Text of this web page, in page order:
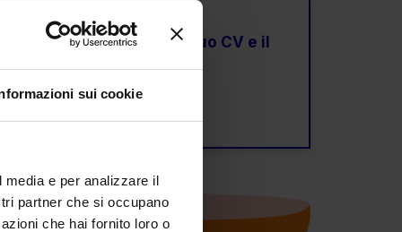
sui cookie
e per analizzare il
partner che si occupano
che hai fornito loro o
digital marketing, invia il tuo CV e il